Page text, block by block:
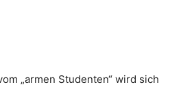
„armen Studenten“ wird sich